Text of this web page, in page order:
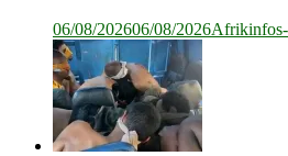
06/08/202606/08/2026